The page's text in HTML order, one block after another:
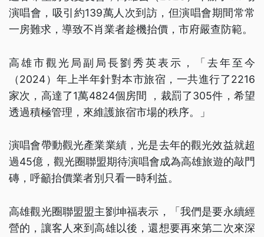
演唱會，吸引約139萬人次到訪，但演唱會期間常常
一房難求，導致不肖業者趁機抬價，市府嚴查防範。
高雄市觀光局副局長劉秀英表示，「去年至今
（2024）年上半年針對本市旅宿，一共進行了2216
家次，高達了1萬4824個房間 ，裁罰了305件，希望
透過積極管理，來維護旅宿市場的秩序。」
演唱會帶動觀光產業業績，光是去年的觀光效益就超
過45億，觀光圈聯盟期待演唱會成為高雄旅遊的敲門
磚，呼籲抬價業者別只看一時利益。
高雄觀光圈聯盟盟主劉坤福表示，「我們是要永續經
營的，讓客人來到高雄以後，還想要再來第二次來深